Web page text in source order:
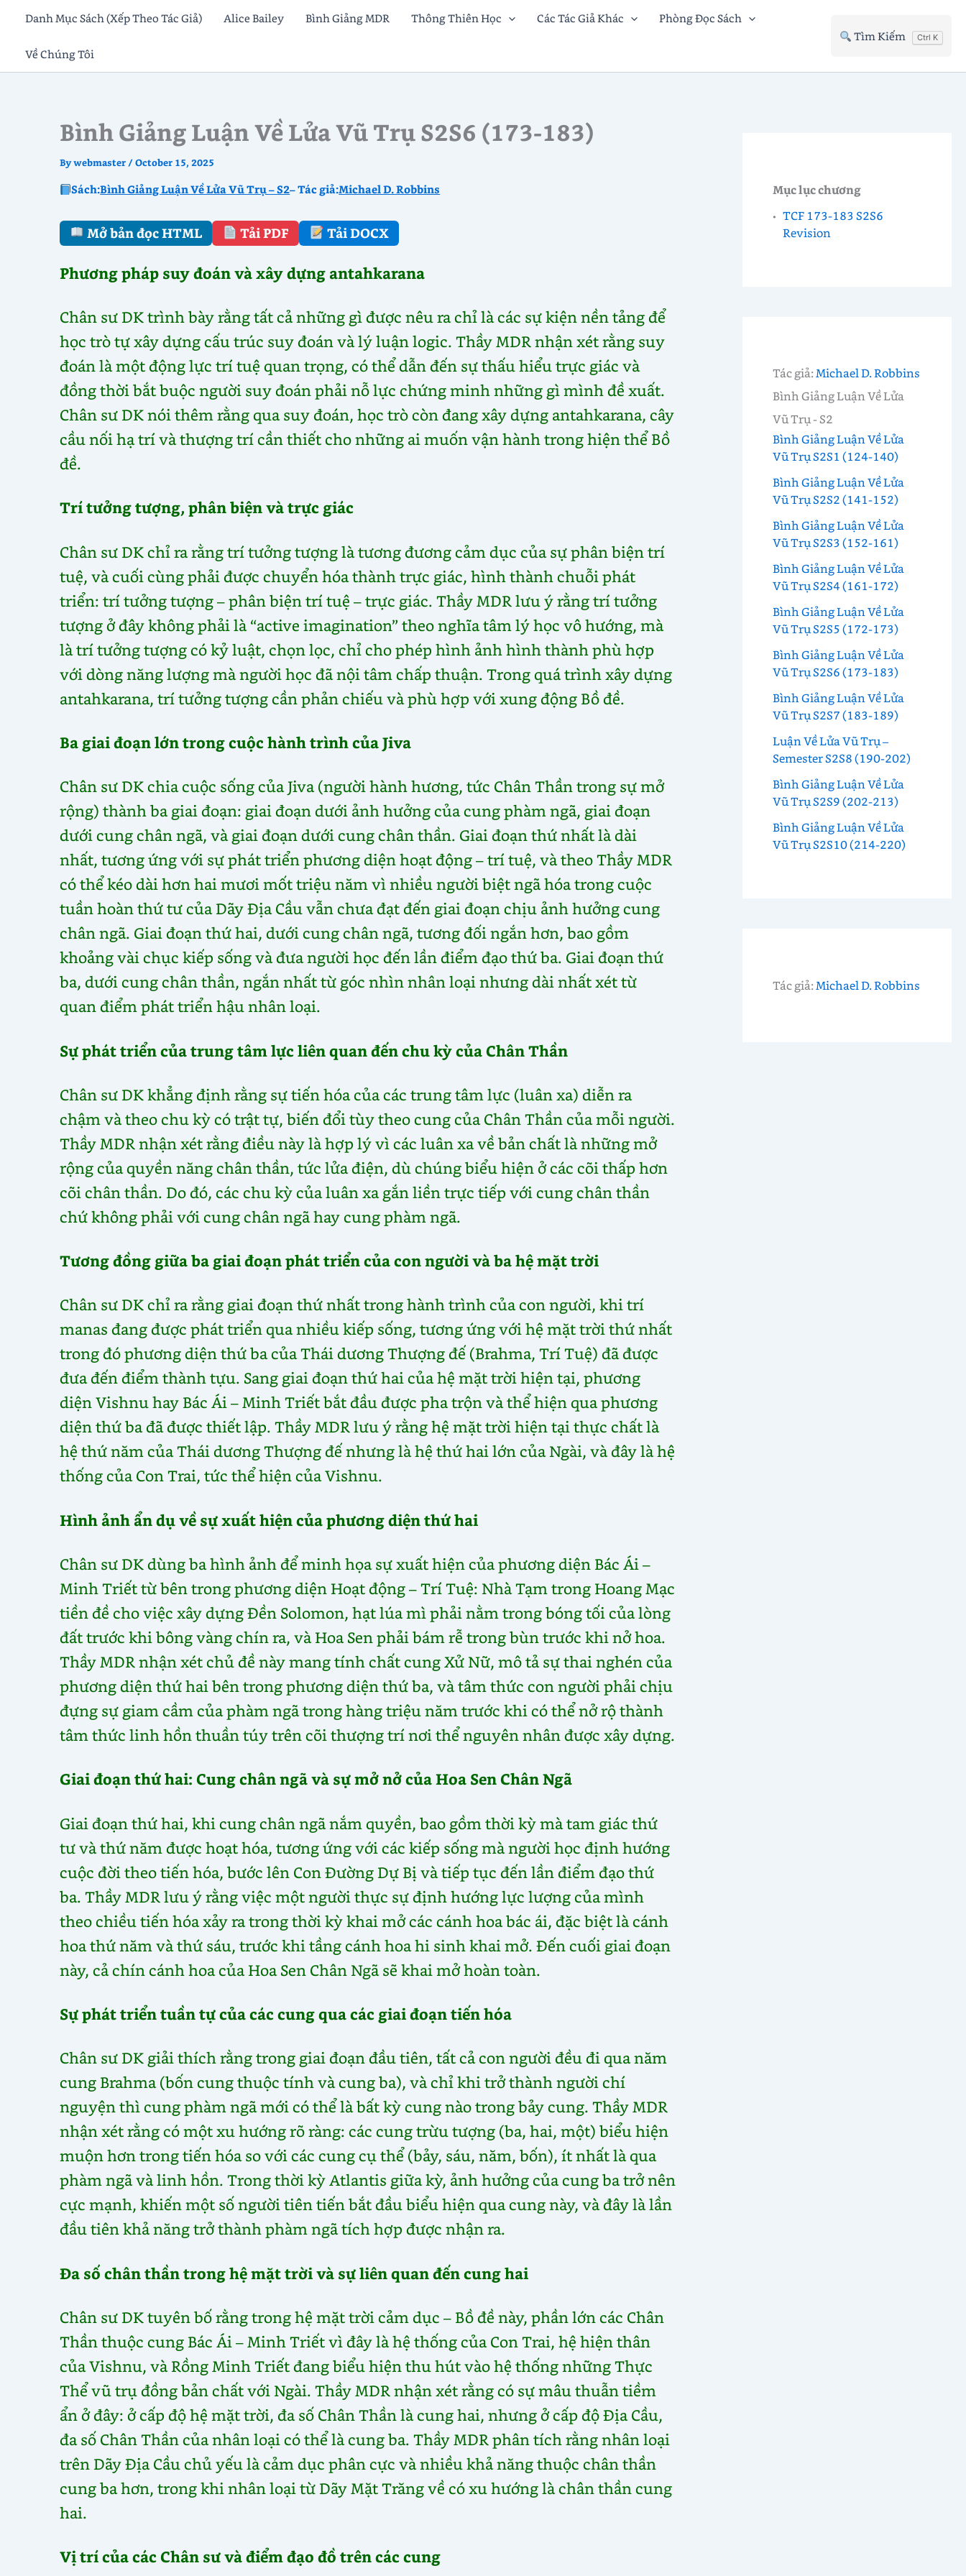
Skip
content
Danh Mục Sách (Xếp Theo Tác Giả) Alice Bailey Bình Giảng MDR Thông Thiên Học Các Tác Giả Khác Phòng Đọc Sách
Về Chúng Tôi
Tìm Kiếm Ctrl K
Bình Giảng Luận Về Lửa Vũ Trụ S2S6 (173-183)
Bywebmaster /October 15, 2025
Sách:Bình Giảng Luận Về Lửa Vũ Trụ – S2– Tác giả:Michael D. Robbins
Mở bản đọc HTML Tải PDF Tải DOCX
Phương pháp suy đoán và xây dựng antahkarana
Chân sư DK trình bày rằng tất cả những gì được nêu ra chỉ là các sự kiện nền tảng để
học trò tự xây dựng cấu trúc suy đoán và lý luận logic. Thầy MDR nhận xét rằng suy
đoán là một động lực trí tuệ quan trọng, có thể dẫn đến sự thấu hiểu trực giác và
đồng thời bắt buộc người suy đoán phải nỗ lực chứng minh những gì mình đề xuất.
Chân sư DK nói thêm rằng qua suy đoán, học trò còn đang xây dựng antahkarana, cây
cầu nối hạ trí và thượng trí cần thiết cho những ai muốn vận hành trong hiện thể Bồ
đề.
Trí tưởng tượng, phân biện và trực giác
Chân sư DK chỉ ra rằng trí tưởng tượng là tương đương cảm dục của sự phân biện trí
tuệ, và cuối cùng phải được chuyển hóa thành trực giác, hình thành chuỗi phát
triển: trí tưởng tượng – phân biện trí tuệ – trực giác. Thầy MDR lưu ý rằng trí tưởng
tượng ở đây không phải là “active imagination” theo nghĩa tâm lý học vô hướng, mà
là trí tưởng tượng có kỷ luật, chọn lọc, chỉ cho phép hình ảnh hình thành phù hợp
với dòng năng lượng mà người học đã nội tâm chấp thuận. Trong quá trình xây dựng
antahkarana, trí tưởng tượng cần phản chiếu và phù hợp với xung động Bồ đề.
Ba giai đoạn lớn trong cuộc hành trình của Jiva
Chân sư DK chia cuộc sống của Jiva (người hành hương, tức Chân Thần trong sự mở
rộng) thành ba giai đoạn: giai đoạn dưới ảnh hưởng của cung phàm ngã, giai đoạn
dưới cung chân ngã, và giai đoạn dưới cung chân thần. Giai đoạn thứ nhất là dài
nhất, tương ứng với sự phát triển phương diện hoạt động – trí tuệ, và theo Thầy MDR
có thể kéo dài hơn hai mươi mốt triệu năm vì nhiều người biệt ngã hóa trong cuộc
tuần hoàn thứ tư của Dãy Địa Cầu vẫn chưa đạt đến giai đoạn chịu ảnh hưởng cung
chân ngã. Giai đoạn thứ hai, dưới cung chân ngã, tương đối ngắn hơn, bao gồm
khoảng vài chục kiếp sống và đưa người học đến lần điểm đạo thứ ba. Giai đoạn thứ
ba, dưới cung chân thần, ngắn nhất từ góc nhìn nhân loại nhưng dài nhất xét từ
quan điểm phát triển hậu nhân loại.
Sự phát triển của trung tâm lực liên quan đến chu kỳ của Chân Thần
Chân sư DK khẳng định rằng sự tiến hóa của các trung tâm lực (luân xa) diễn ra
chậm và theo chu kỳ có trật tự, biến đổi tùy theo cung của Chân Thần của mỗi người.
Thầy MDR nhận xét rằng điều này là hợp lý vì các luân xa về bản chất là những mở
rộng của quyền năng chân thần, tức lửa điện, dù chúng biểu hiện ở các cõi thấp hơn
cõi chân thần. Do đó, các chu kỳ của luân xa gắn liền trực tiếp với cung chân thần
chứ không phải với cung chân ngã hay cung phàm ngã.
Tương đồng giữa ba giai đoạn phát triển của con người và ba hệ mặt trời
Chân sư DK chỉ ra rằng giai đoạn thứ nhất trong hành trình của con người, khi trí
manas đang được phát triển qua nhiều kiếp sống, tương ứng với hệ mặt trời thứ nhất
trong đó phương diện thứ ba của Thái dương Thượng đế (Brahma, Trí Tuệ) đã được
đưa đến điểm thành tựu. Sang giai đoạn thứ hai của hệ mặt trời hiện tại, phương
diện Vishnu hay Bác Ái – Minh Triết bắt đầu được pha trộn và thể hiện qua phương
diện thứ ba đã được thiết lập. Thầy MDR lưu ý rằng hệ mặt trời hiện tại thực chất là
hệ thứ năm của Thái dương Thượng đế nhưng là hệ thứ hai lớn của Ngài, và đây là hệ
thống của Con Trai, tức thể hiện của Vishnu.
Hình ảnh ẩn dụ về sự xuất hiện của phương diện thứ hai
Chân sư DK dùng ba hình ảnh để minh họa sự xuất hiện của phương diện Bác Ái –
Minh Triết từ bên trong phương diện Hoạt động – Trí Tuệ: Nhà Tạm trong Hoang Mạc
tiền đề cho việc xây dựng Đền Solomon, hạt lúa mì phải nằm trong bóng tối của lòng
đất trước khi bông vàng chín ra, và Hoa Sen phải bám rễ trong bùn trước khi nở hoa.
Thầy MDR nhận xét chủ đề này mang tính chất cung Xử Nữ, mô tả sự thai nghén của
phương diện thứ hai bên trong phương diện thứ ba, và tâm thức con người phải chịu
đựng sự giam cầm của phàm ngã trong hàng triệu năm trước khi có thể nở rộ thành
tâm thức linh hồn thuần túy trên cõi thượng trí nơi thể nguyên nhân được xây dựng.
Giai đoạn thứ hai: Cung chân ngã và sự mở nở của Hoa Sen Chân Ngã
Giai đoạn thứ hai, khi cung chân ngã nắm quyền, bao gồm thời kỳ mà tam giác thứ
tư và thứ năm được hoạt hóa, tương ứng với các kiếp sống mà người học định hướng
cuộc đời theo tiến hóa, bước lên Con Đường Dự Bị và tiếp tục đến lần điểm đạo thứ
ba. Thầy MDR lưu ý rằng việc một người thực sự định hướng lực lượng của mình
theo chiều tiến hóa xảy ra trong thời kỳ khai mở các cánh hoa bác ái, đặc biệt là cánh
hoa thứ năm và thứ sáu, trước khi tầng cánh hoa hi sinh khai mở. Đến cuối giai đoạn
này, cả chín cánh hoa của Hoa Sen Chân Ngã sẽ khai mở hoàn toàn.
Sự phát triển tuần tự của các cung qua các giai đoạn tiến hóa
Chân sư DK giải thích rằng trong giai đoạn đầu tiên, tất cả con người đều đi qua năm
cung Brahma (bốn cung thuộc tính và cung ba), và chỉ khi trở thành người chí
nguyện thì cung phàm ngã mới có thể là bất kỳ cung nào trong bảy cung. Thầy MDR
nhận xét rằng có một xu hướng rõ ràng: các cung trừu tượng (ba, hai, một) biểu hiện
muộn hơn trong tiến hóa so với các cung cụ thể (bảy, sáu, năm, bốn), ít nhất là qua
phàm ngã và linh hồn. Trong thời kỳ Atlantis giữa kỳ, ảnh hưởng của cung ba trở nên
cực mạnh, khiến một số người tiên tiến bắt đầu biểu hiện qua cung này, và đây là lần
đầu tiên khả năng trở thành phàm ngã tích hợp được nhận ra.
Đa số chân thần trong hệ mặt trời và sự liên quan đến cung hai
Chân sư DK tuyên bố rằng trong hệ mặt trời cảm dục – Bồ đề này, phần lớn các Chân
Thần thuộc cung Bác Ái – Minh Triết vì đây là hệ thống của Con Trai, hệ hiện thân
của Vishnu, và Rồng Minh Triết đang biểu hiện thu hút vào hệ thống những Thực
Thể vũ trụ đồng bản chất với Ngài. Thầy MDR nhận xét rằng có sự mâu thuẫn tiềm
ẩn ở đây: ở cấp độ hệ mặt trời, đa số Chân Thần là cung hai, nhưng ở cấp độ Địa Cầu,
đa số Chân Thần của nhân loại có thể là cung ba. Thầy MDR phân tích rằng nhân loại
trên Dãy Địa Cầu chủ yếu là cảm dục phân cực và nhiều khả năng thuộc chân thần
cung ba hơn, trong khi nhân loại từ Dãy Mặt Trăng về có xu hướng là chân thần cung
hai.
Vị trí của các Chân sư và điểm đạo đồ trên các cung
Mục lục chương
TCF 173-183 S2S6
Revision
Tác giả:Michael D. Robbins
Bình Giảng Luận Về Lửa
Vũ Trụ - S2
Bình Giảng Luận Về Lửa
Vũ Trụ S2S1 (124-140)
Bình Giảng Luận Về Lửa
Vũ Trụ S2S2 (141-152)
Bình Giảng Luận Về Lửa
Vũ Trụ S2S3 (152-161)
Bình Giảng Luận Về Lửa
Vũ Trụ S2S4 (161-172)
Bình Giảng Luận Về Lửa
Vũ Trụ S2S5 (172-173)
Bình Giảng Luận Về Lửa
Vũ Trụ S2S6 (173-183)
Bình Giảng Luận Về Lửa
Vũ Trụ S2S7 (183-189)
Luận Về Lửa Vũ Trụ –
Semester S2S8 (190-202)
Bình Giảng Luận Về Lửa
Vũ Trụ S2S9 (202-213)
Bình Giảng Luận Về Lửa
Vũ Trụ S2S10 (214-220)
Tác giả: Michael D. Robbins